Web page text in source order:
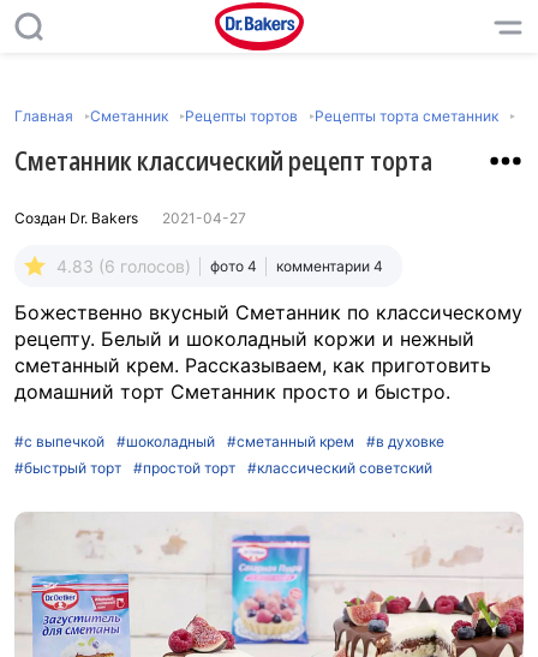
Главная Сметанник Рецепты тортов Рецепты торта сметанник
Сметанник классический рецепт торта
Создан Dr. Bakers 2021-04-27
4.83 (6 голосов) фото 4 комментарии 4
Божественно вкусный Сметанник по классическому
рецепту. Белый и шоколадный коржи и нежный
сметанный крем. Рассказываем, как приготовить
домашний торт Сметанник просто и быстро.
#с выпечкой #шоколадный #сметанный крем
#в духовке
#быстрый торт
#простой торт #классический советский